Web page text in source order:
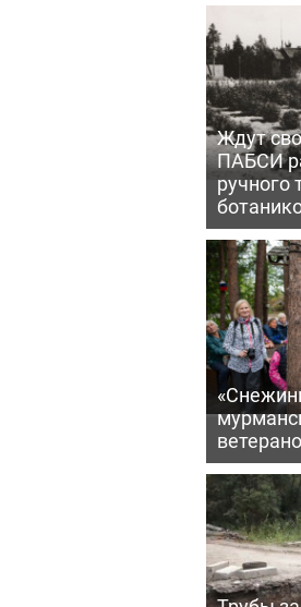
Ждут
ПАБСИ
ручного